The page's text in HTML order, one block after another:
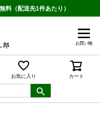
料（配送先1件あたり）
お買い物
お気に入り カート